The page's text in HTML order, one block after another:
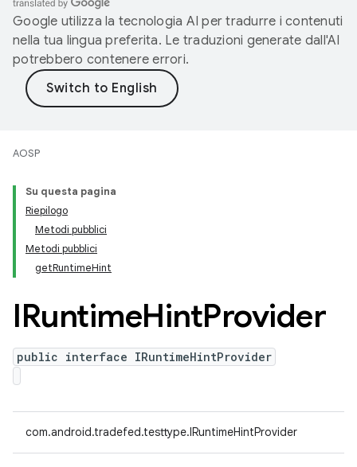
Google utilizza la tecnologia AI per tradurre i contenuti
nella tua lingua preferita. Le traduzioni generate dall'AI
potrebbero contenere errori.
AOSP
Su questa pagina
Riepilogo
Metodi pubblici
Metodi pubblici
getRuntimeHint
IRuntimeHintProvider
public interface IRuntimeHintProvider
com.android.tradefed.testtype.IRuntimeHintProvider